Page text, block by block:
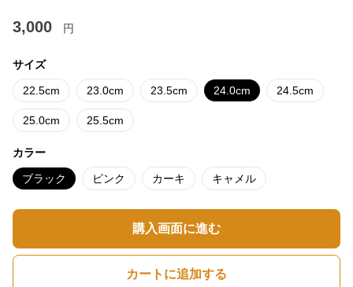
3,000 円
サイズ
22.5cm 23.0cm 23.5cm 24.0cm 24.5cm
25.0cm 25.5cm
カラー
ブラック ピンク カーキ キャメル
購入画面に進む
カートに追加する